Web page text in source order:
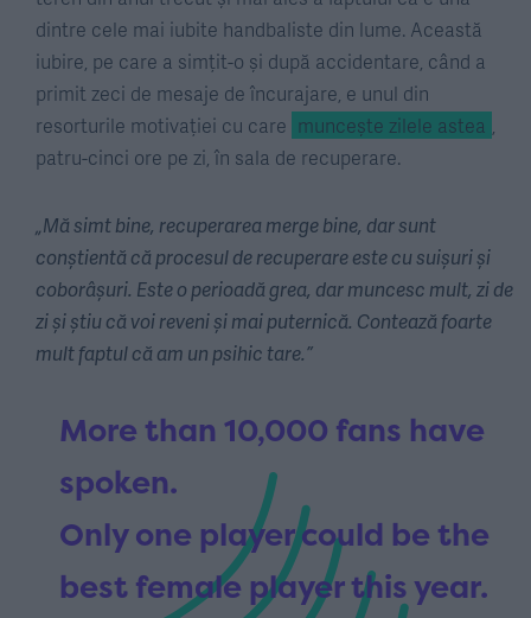
dintre cele mai iubite handbaliste din lume. Această
iubire, pe care a simțit-o și după accidentare, când a
primit zeci de mesaje de încurajare, e unul din
resorturile motivației cu care muncește zilele astea ,
patru-cinci ore pe zi, în sala de recuperare.
„Mă simt bine, recuperarea merge bine, dar sunt
conștientă că procesul de recuperare este cu suișuri și
coborâșuri. Este o perioadă grea, dar muncesc mult, zi de
zi și știu că voi reveni și mai puternică. Contează foarte
mult faptul că am un psihic tare.”
More than 10,000 fans have
spoken.
Only one player could be the
best female player this year.